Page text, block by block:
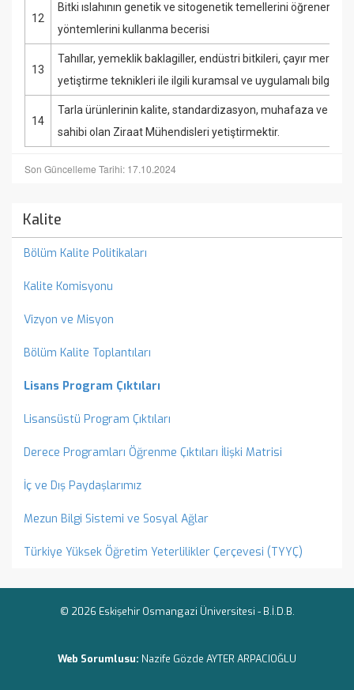
12
Bitki ıslahının genetik ve sitogenetik temellerini öğrenerek
yöntemlerini kullanma becerisi
13
Tahıllar, yemeklik baklagiller, endüstri bitkileri, çayır mer’a
yetiştirme teknikleri ile ilgili kuramsal ve uygulamalı bilgileri
14
Tarla ürünlerinin kalite, standardizasyon, muhafaza ve
sahibi olan Ziraat Mühendisleri yetiştirmektir.
Son Güncelleme Tarihi: 17.10.2024
Kalite
Bölüm Kalite Politikaları
Kalite Komisyonu
Vizyon ve Misyon
Bölüm Kalite Toplantıları
Lisans Program Çıktıları
Lisansüstü Program Çıktıları
Derece Programları Öğrenme Çıktıları İlişki Matrisi
İç ve Dış Paydaşlarımız
Mezun Bilgi Sistemi ve Sosyal Ağlar
Türkiye Yüksek Öğretim Yeterlilikler Çerçevesi (TYYÇ)
© 2026 Eskişehir Osmangazi Üniversitesi - B.İ.D.B.
Web Sorumlusu: Nazife Gözde AYTER ARPACIOĞLU